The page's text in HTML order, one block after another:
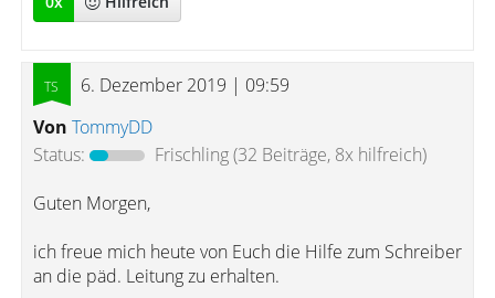
6. Dezember 2019 | 09:59
Von TommyDD
Status:
Frischling(32 Beiträge, 8x hilfreich)
Guten Morgen,
ich freue mich heute von Euch die Hilfe zum Schreiber
an die päd. Leitung zu erhalten.